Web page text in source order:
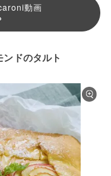
動画
ドのタルト